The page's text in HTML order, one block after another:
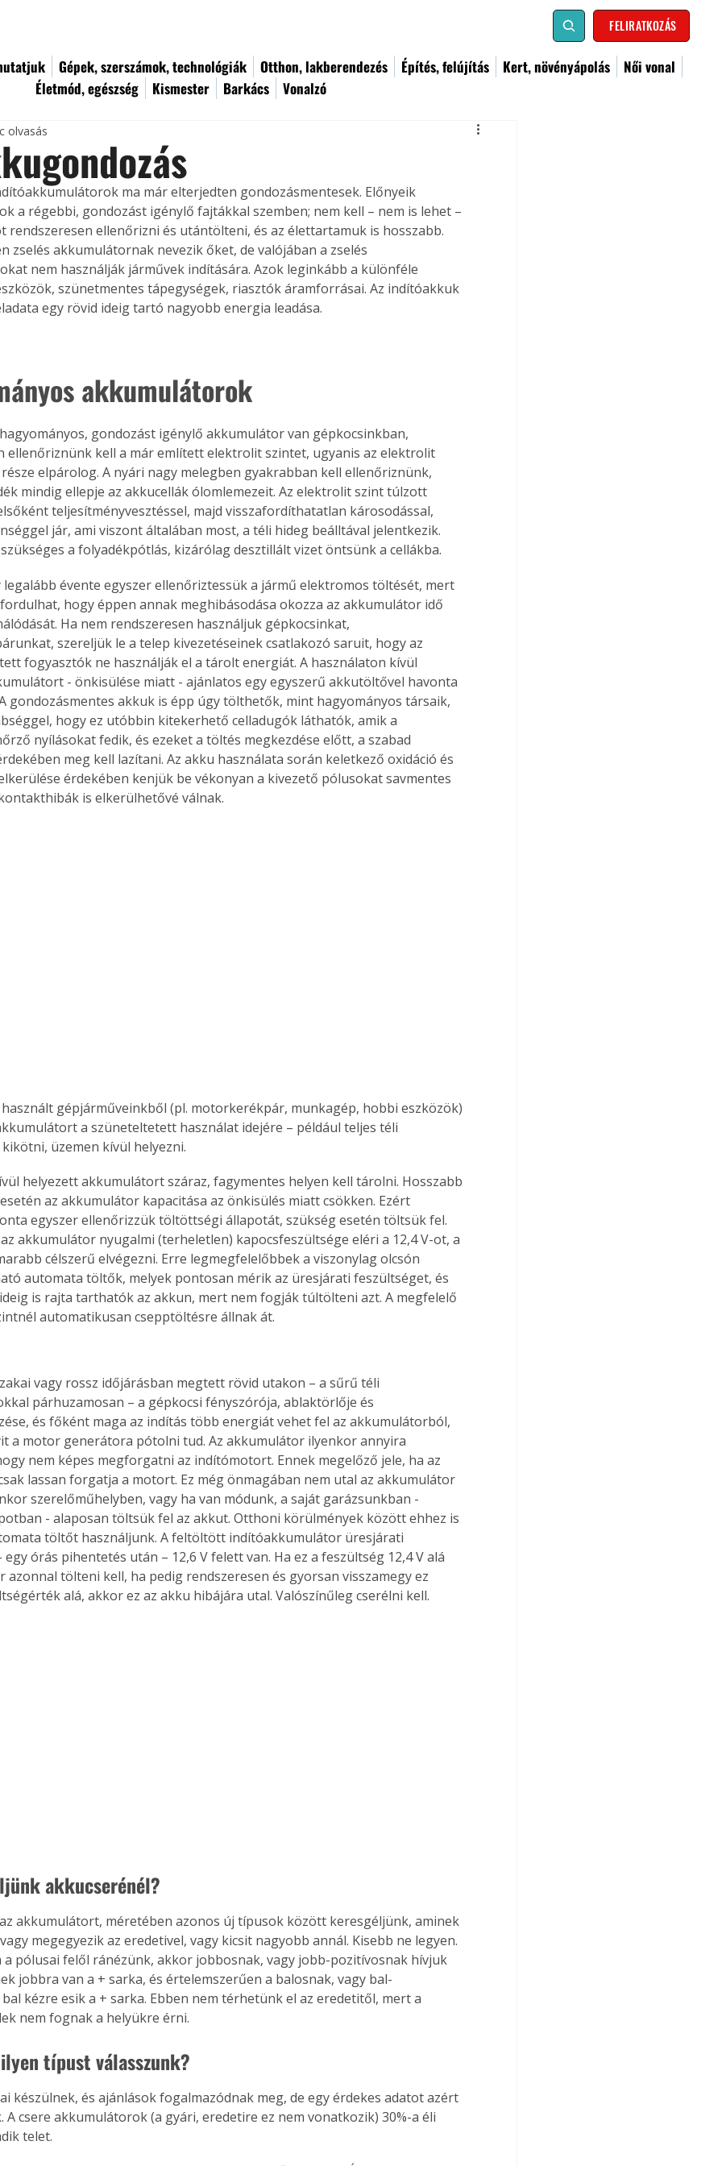
FELIRATKOZÁS
Gépek, szerszámok, technológiák Otthon, lakberendezés Építés, felújítás Kert, növényápolás
Női vonal
Életmód, egészség
Kismester Barkács Vonalzó
az
Old
Együtt jobban megéri!
Bővebb információ itt!
Együtt jobban megéri! A
könyvek tetszőleges
párosítással kedvezményes
olvasás
ma már elterjedten gondozásmentesek. Előnyeik
a régebbi, gondozást igénylő fajtákkal szemben; nem kell – nem is lehet –
rendszeresen ellenőrizni és utántölteni, és az élettartamuk is hosszabb.
zselés akkumulátornak nevezik őket, de valójában a zselés
nem használják járművek indítására. Azok leginkább a különféle
szünetmentes tápegységek, riasztók áramforrásai. Az indítóakkuk
egy rövid ideig tartó nagyobb energia leadása.
akkumulátorok
gondozást igénylő akkumulátor van gépkocsinkban,
ellenőriznünk kell a már említett elektrolit szintet, ugyanis az elektrolit
elpárolog. A nyári nagy melegben gyakrabban kell ellenőriznünk,
mindig ellepje az akkucellák ólomlemezeit. Az elektrolit szint túlzott
teljesítményvesztéssel, majd visszafordíthatatlan károsodással,
jár, ami viszont általában most, a téli hideg beálltával jelentkezik.
a folyadékpótlás, kizárólag desztillált vizet öntsünk a cellákba.
legalább évente egyszer ellenőriztessük a jármű elektromos töltését, mert
hogy éppen annak meghibásodása okozza az akkumulátor idő
Ha nem rendszeresen használjuk gépkocsinkat,
szereljük le a telep kivezetéseinek csatlakozó saruit, hogy az
fogyasztók ne használják el a tárolt energiát. A használaton kívül
- önkisülése miatt - ajánlatos egy egyszerű akkutöltővel havonta
gondozásmentes akkuk is épp úgy tölthetők, mint hagyományos társaik,
hogy ez utóbbin kitekerhető celladugók láthatók, amik a
nyílásokat fedik, és ezeket a töltés megkezdése előtt, a szabad
meg kell lazítani. Az akku használata során keletkező oxidáció és
érdekében kenjük be vékonyan a kivezető pólusokat savmentes
is elkerülhetővé válnak.
gépjárműveinkből (pl. motorkerékpár, munkagép, hobbi eszközök)
a szüneteltetett használat idejére – például teljes téli
üzemen kívül helyezni.
helyezett akkumulátort száraz, fagymentes helyen kell tárolni. Hosszabb
az akkumulátor kapacitása az önkisülés miatt csökken. Ezért
egyszer ellenőrizzük töltöttségi állapotát, szükség esetén töltsük fel.
akkumulátor nyugalmi (terheletlen) kapocsfeszültsége eléri a 12,4 V-ot, a
célszerű elvégezni. Erre legmegfelelőbbek a viszonylag olcsón
automata töltők, melyek pontosan mérik az üresjárati feszültséget, és
is rajta tarthatók az akkun, mert nem fogják túltölteni azt. A megfelelő
automatikusan csepptöltésre állnak át.
vagy rossz időjárásban megtett rövid utakon – a sűrű téli
párhuzamosan – a gépkocsi fényszórója, ablaktörlője és
és főként maga az indítás több energiát vehet fel az akkumulátorból,
a motor generátora pótolni tud. Az akkumulátor ilyenkor annyira
nem képes megforgatni az indítómotort. Ennek megelőző jele, ha az
lassan forgatja a motort. Ez még önmagában nem utal az akkumulátor
szerelőműhelyben, vagy ha van módunk, a saját garázsunkban -
- alaposan töltsük fel az akkut. Otthoni körülmények között ehhez is
töltőt használjunk. A feltöltött indítóakkumulátor üresjárati
órás pihentetés után – 12,6 V felett van. Ha ez a feszültség 12,4 V alá
azonnal tölteni kell, ha pedig rendszeresen és gyorsan visszamegy ez
alá, akkor ez az akku hibájára utal. Valószínűleg cserélni kell.
akkucserénél?
akkumulátort, méretében azonos új típusok között keresgéljünk, aminek
megegyezik az eredetivel, vagy kicsit nagyobb annál. Kisebb ne legyen.
a pólusai felől ránézünk, akkor jobbosnak, vagy jobb-pozitívosnak hívjuk
jobbra van a + sarka, és értelemszerűen a balosnak, vagy bal-
kézre esik a + sarka. Ebben nem térhetünk el az eredetitől, mert a
nem fognak a helyükre érni.
típust válasszunk?
készülnek, és ajánlások fogalmazódnak meg, de egy érdekes adatot azért
A csere akkumulátorok (a gyári, eredetire ez nem vonatkozik) 30%-a éli
telet.